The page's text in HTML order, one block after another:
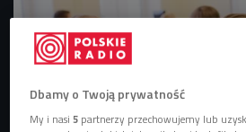
Dbamy o Twoją prywatność
My i nasi 5 partnerzy przechowujemy lub